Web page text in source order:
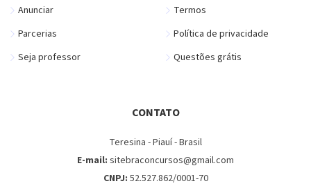
Anunciar
Parcerias
Seja professor
Termos
Política de privacidade
Questões grátis
CONTATO
Teresina - Piauí - Brasil
E-mail: sitebraconcursos@gmail.com
CNPJ: 52.527.862/0001-70